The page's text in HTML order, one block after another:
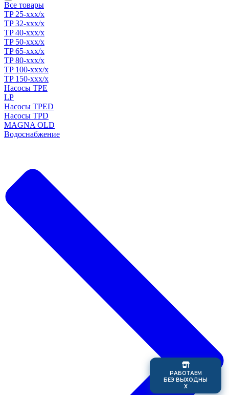
Все товары
TP 25-xxx/x
TP 32-xxx/x
TP 40-xxx/x
TP 50-xxx/x
TP 65-xxx/x
TP 80-xxx/x
TP 100-xxx/x
TP 150-xxx/x
Насосы TPE
LP
Насосы TPED
Насосы TPD
MAGNA OLD
Водоснабжение
РАБОТАЕМ
БЕЗ ВЫХОДНЫ
Х